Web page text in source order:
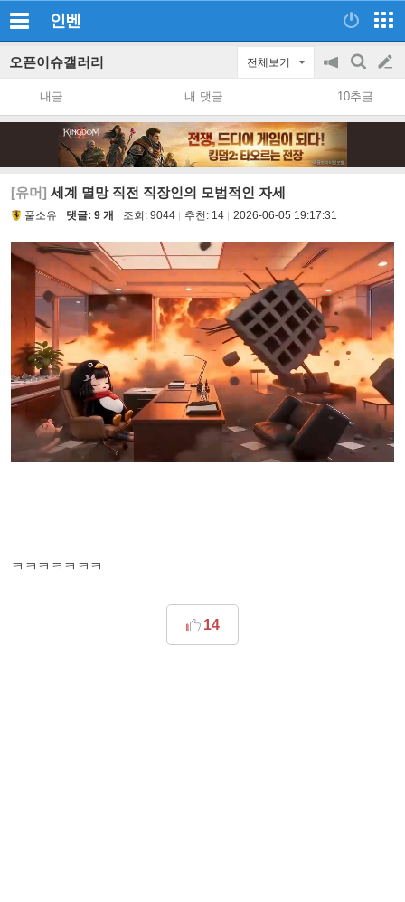
인벤
오픈이슈갤러리 전체보기
공
지
on/off
검
색
글
쓰
내글 내 댓글 10추글
[유머] 세계 멸망 직전 직장인의 모범적인 자세
풀소유 댓글: 9 개 조회: 9044 추천: 14 2026-06-05 19:17:31
ㅋㅋㅋㅋㅋㅋㅋ
14